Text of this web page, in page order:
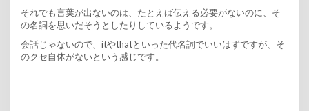
それでも言葉が出ないのは、たとえば伝える必要がないのに、そ
の名詞を思いだそうとしたりしているようです。
会話じゃないので、itやthatといった代名詞でいいはずですが、そ
のクセ自体がないという感じです。